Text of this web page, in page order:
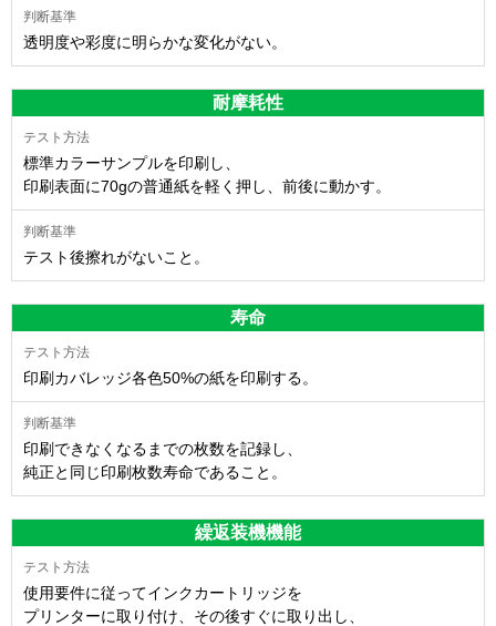
透明度や彩度に明らかな変化がない。
耐摩耗性
標準カラーサンプルを印刷し、
印刷表面に70gの普通紙を軽く押し、前後に動かす。
テスト後擦れがないこと。
寿命
印刷カバレッジ各色50%の紙を印刷する。
印刷できなくなるまでの枚数を記録し、
純正と同じ印刷枚数寿命であること。
繰返装機機能
使用要件に従ってインクカートリッジを
プリンターに取り付け、その後すぐに取り出し、